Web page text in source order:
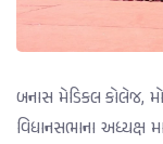
બનાસ મેડિકલ કોલેજ,
વિધાનસભાના અધ્યક્ષ